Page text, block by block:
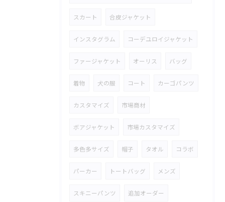
スカート 合皮ジャケット
インスタグラム コーデユロイジャケット
ファージャケット オーリス バッグ
着物 犬の服 コート カーゴパンツ
カスタマイズ 市場商材
ボアジャケット 市場カスタマイズ
多色多サイズ 帽子 タオル コラボ
パーカー トートバッグ メンズ
スキニーパンツ 追加オーダー